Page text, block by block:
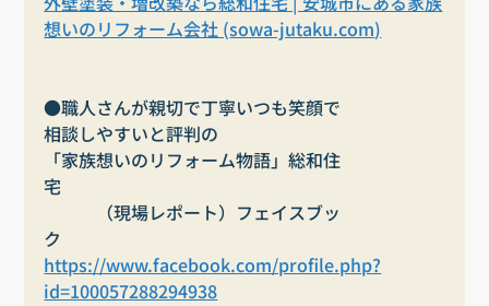
想いのリフォーム会社 (sowa-jutaku.com)
●職人さんが親切で丁寧いつも笑顔で
相談しやすいと評判の
「家族想いのリフォーム物語」総和住
宅
（現場レポート）フェイスブッ
ク
https://www.facebook.com/profile.php?
id=100057288294938